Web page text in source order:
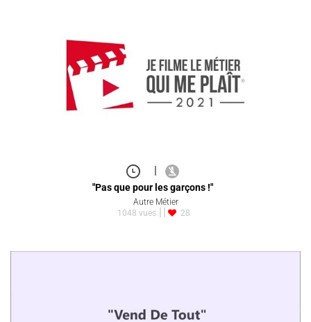
|
"Pas que pour les garçons !"
Autre Métier
1048 vues
28